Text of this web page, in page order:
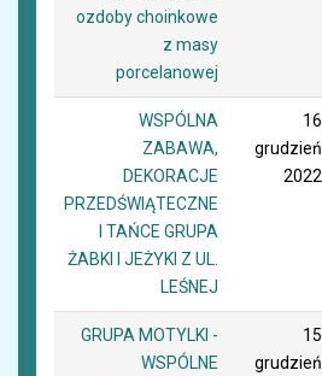
ozdoby choinkowe
z masy
porcelanowej
WSPÓLNA
ZABAWA,
DEKORACJE
PRZEDŚWIĄTECZNE
I TAŃCE GRUPA
ŻABKI I JEŻYKI Z UL.
LEŚNEJ
16
grudzień
2022
GRUPA MOTYLKI -
WSPÓLNE
15
grudzień